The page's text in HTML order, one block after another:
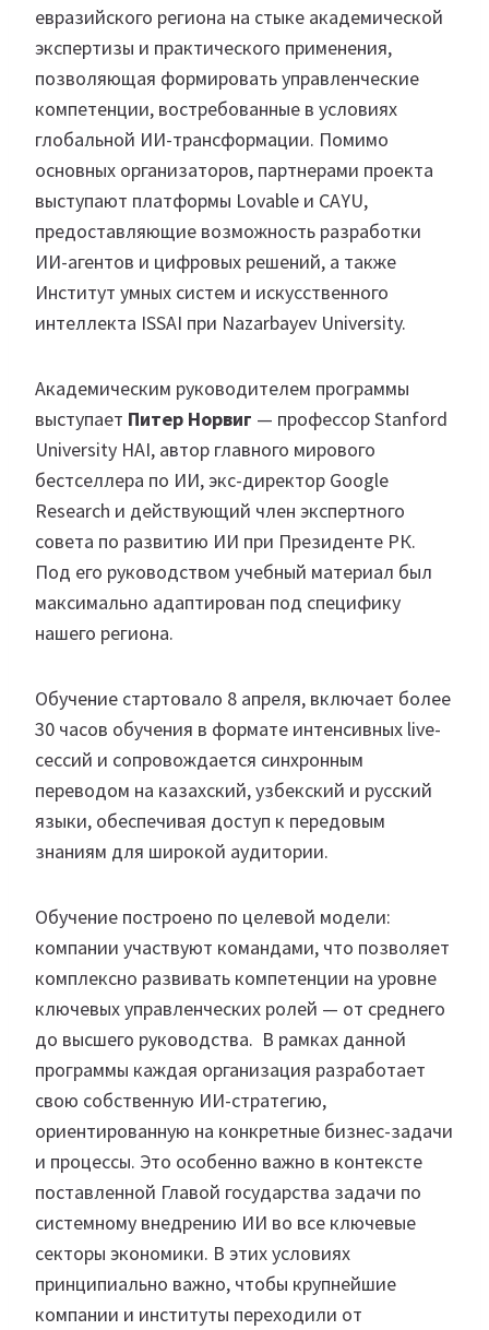
евразийского региона на стыке академической
экспертизы и практического применения,
позволяющая формировать управленческие
компетенции, востребованные в условиях
глобальной ИИ-трансформации. Помимо
основных организаторов, партнерами проекта
выступают платформы Lovable и CAYU,
предоставляющие возможность разработки
ИИ-агентов и цифровых решений, а также
Институт умных систем и искусственного
интеллекта ISSAI при Nazarbayev University.
Академическим руководителем программы
выступает Питер Норвиг — профессор Stanford
University HAI, автор главного мирового
бестселлера по ИИ, экс-директор Google
Research и действующий член экспертного
совета по развитию ИИ при Президенте РК.
Под его руководством учебный материал был
максимально адаптирован под специфику
нашего региона.
Обучение стартовало 8 апреля, включает более
30 часов обучения в формате интенсивных live-
сессий и сопровождается синхронным
переводом на казахский, узбекский и русский
языки, обеспечивая доступ к передовым
знаниям для широкой аудитории.
Обучение построено по целевой модели:
компании участвуют командами, что позволяет
комплексно развивать компетенции на уровне
ключевых управленческих ролей — от среднего
до высшего руководства. В рамках данной
программы каждая организация разработает
свою собственную ИИ-стратегию,
ориентированную на конкретные бизнес-задачи
и процессы. Это особенно важно в контексте
поставленной Главой государства задачи по
системному внедрению ИИ во все ключевые
секторы экономики. В этих условиях
принципиально важно, чтобы крупнейшие
компании и институты переходили от